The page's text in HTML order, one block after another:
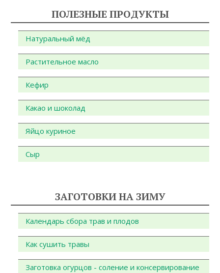
ПОЛЕЗНЫЕ ПРОДУКТЫ
Натуральный мёд
Растительное масло
Кефир
Какао и шоколад
Яйцо куриное
Сыр
ЗАГОТОВКИ НА ЗИМУ
Календарь сбора трав и плодов
Как сушить травы
Заготовка огурцов - соление и консервирование